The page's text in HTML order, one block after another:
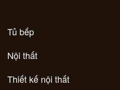
Tủ bếp
Nội thất
Thiết kế nội thất